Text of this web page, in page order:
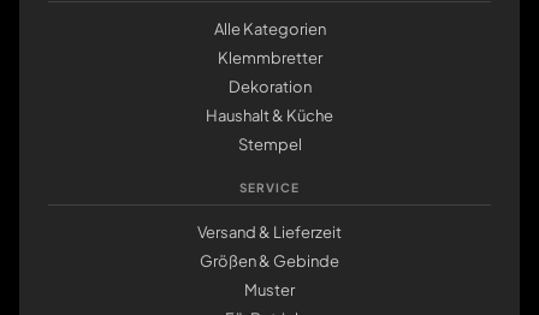
Alle Kategorien
Klemmbretter
Dekoration
Haushalt & Küche
Stempel
SERVICE
Versand & Lieferzeit
Größen & Gebinde
Muster